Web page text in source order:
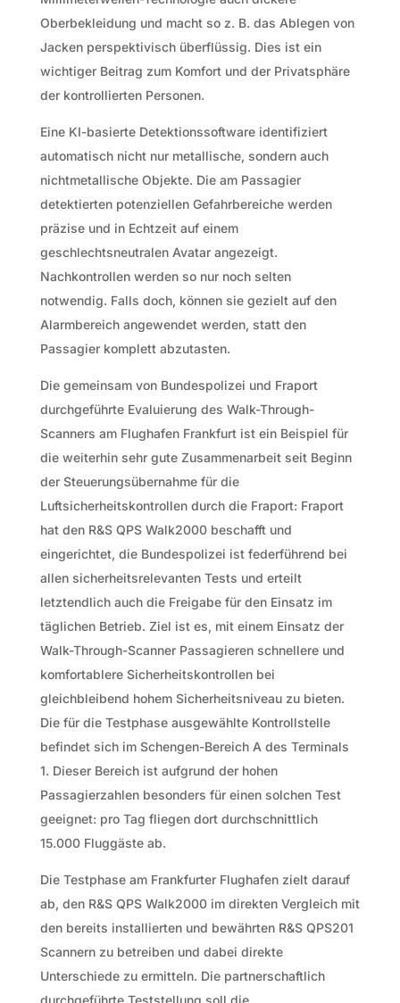
Oberbekleidung und macht so z. B. das Ablegen von
Jacken perspektivisch überflüssig. Dies ist ein
wichtiger Beitrag zum Komfort und der Privatsphäre
der kontrollierten Personen.
Eine KI-basierte Detektionssoftware identifiziert
automatisch nicht nur metallische, sondern auch
nichtmetallische Objekte. Die am Passagier
detektierten potenziellen Gefahrbereiche werden
präzise und in Echtzeit auf einem
geschlechtsneutralen Avatar angezeigt.
Nachkontrollen werden so nur noch selten
notwendig. Falls doch, können sie gezielt auf den
Alarmbereich angewendet werden, statt den
Passagier komplett abzutasten.
Die gemeinsam von Bundespolizei und Fraport
durchgeführte Evaluierung des Walk-Through-
Scanners am Flughafen Frankfurt ist ein Beispiel für
die weiterhin sehr gute Zusammenarbeit seit Beginn
der Steuerungsübernahme für die
Luftsicherheitskontrollen durch die Fraport: Fraport
hat den R&S QPS Walk2000 beschafft und
eingerichtet, die Bundespolizei ist federführend bei
allen sicherheitsrelevanten Tests und erteilt
letztendlich auch die Freigabe für den Einsatz im
täglichen Betrieb. Ziel ist es, mit einem Einsatz der
Walk-Through-Scanner Passagieren schnellere und
komfortablere Sicherheitskontrollen bei
gleichbleibend hohem Sicherheitsniveau zu bieten.
Die für die Testphase ausgewählte Kontrollstelle
befindet sich im Schengen-Bereich A des Terminals
1. Dieser Bereich ist aufgrund der hohen
Passagierzahlen besonders für einen solchen Test
geeignet: pro Tag fliegen dort durchschnittlich
15.000 Fluggäste ab.
Die Testphase am Frankfurter Flughafen zielt darauf
ab, den R&S QPS Walk2000 im direkten Vergleich mit
den bereits installierten und bewährten R&S QPS201
Scannern zu betreiben und dabei direkte
Unterschiede zu ermitteln. Die partnerschaftlich
durchgeführte Teststellung soll die